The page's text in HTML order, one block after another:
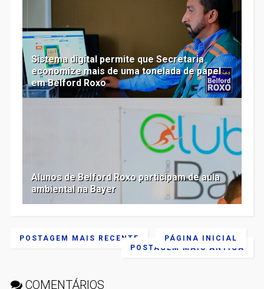
Sistema digital permite que Secretaria
economize mais de uma tonelada de papel
em Belford Roxo
Alunos de Belford Roxo participam de aula
ambiental na Bayer
POSTAGEM MAIS RECENTE
POSTAGEM MAIS ANTIGA
PÁGINA INICIAL
COMENTÁRIOS